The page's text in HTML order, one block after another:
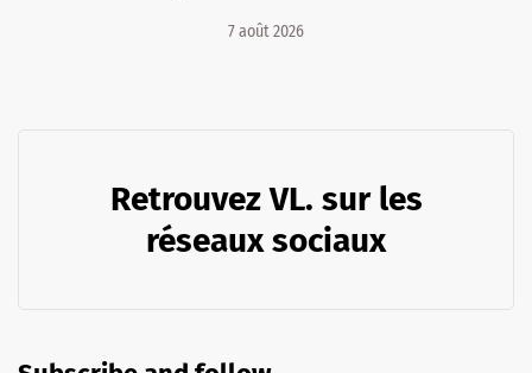
7 août 2026
Retrouvez VL. sur les
réseaux sociaux